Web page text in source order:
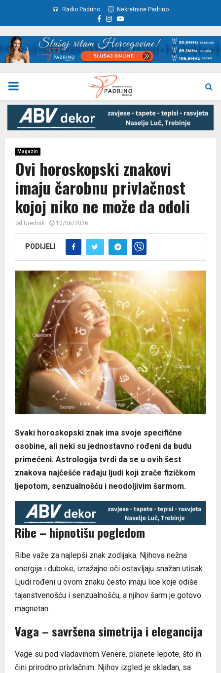
Radio Padrino Nekretnine Padrino
Facebook
Instagram
Youtube
PRIMARY
MENU
Magazin
Ovi horoskopski znakovi
imaju čarobnu privlačnost
kojoj niko ne može da odoli
od Urednik 10/06/2026
PODIJELI
Svaki horoskopski znak ima svoje specifične
osobine, ali neki su jednostavno rođeni da budu
primećeni. Astrologija tvrdi da se u ovih šest
znakova najčešće rađaju ljudi koji zrače fizičkom
ljepotom, senzualnošću i neodoljivim šarmom.
Ribe – hipnotišu pogledom
Ribe važe za najlepši znak zodijaka. Njihova nežna
energija i duboke, izražajne oči ostavljaju snažan utisak.
Ljudi rođeni u ovom znaku često imaju lice koje odiše
tajanstvenošću i senzualnošću, a njihov šarm je gotovo
magnetan.
Vaga – savršena simetrija i elegancija
Vage su pod vladavinom Venere, planete lepote, što ih
čini prirodno privlačnim. Njihov izgled je skladan, sa